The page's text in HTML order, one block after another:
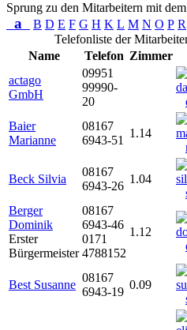
Sprung zu den Mitarbeitern mit
a B D E F G H K L M N O P R
Telefonliste der
Name
Telefon Zimmer
actago
GmbH
09951
99990-
20
Baier
Marianne
08167
6943-51
1.14
Beck Silvia
08167
6943-26
1.04
Berger
Dominik
Erster
Bürgermeister
08167
6943-46
0171
4788152
1.12
Best Susanne
08167
6943-19
0.09